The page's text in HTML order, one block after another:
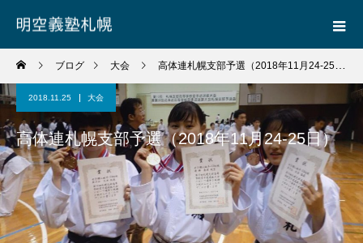
ブログ 大会 高体連札幌支部予選（2018年11月24-25日）
2018.11.25 大会
高体連札幌支部予選（2018年11月24-25日）